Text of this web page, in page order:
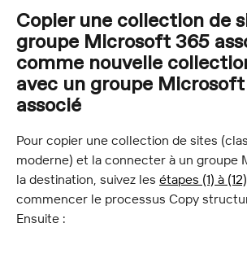
Copier une collection de
groupe Microsoft 365
comme nouvelle
avec un groupe
associé
Pour copier une collection de sites
moderne) et la connecter à un groupe
la destination, suivez les étapes (1) à
commencer le processus Copy
Ensuite :